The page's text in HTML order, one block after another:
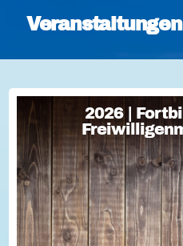
2026 |
2026 |
Freiwilligenmanagement
Freiwilligenmanagement und
Teil 1 Für Engagement
Fokus Teil 2 Eine Frage der